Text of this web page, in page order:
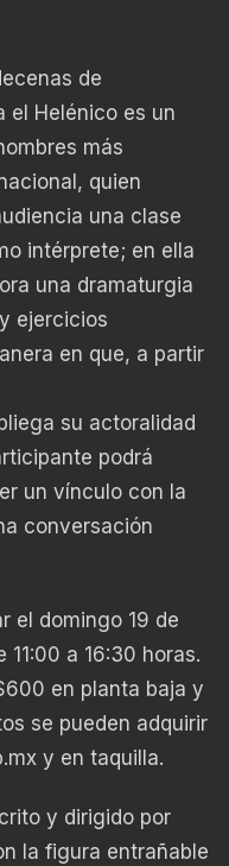
de
el Helénico es un
más
quien
una clase
intérprete; en ella
una dramaturgia
ejercicios
en que, a partir
su actoralidad
podrá
un vínculo con la
conversación
el domingo 19 de
a 16:30 horas.
en planta baja y
se pueden adquirir
y en taquilla.
y dirigido por
la figura entrañable